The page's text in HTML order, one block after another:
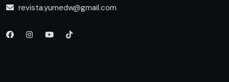
revista.yumedw@gmail.com